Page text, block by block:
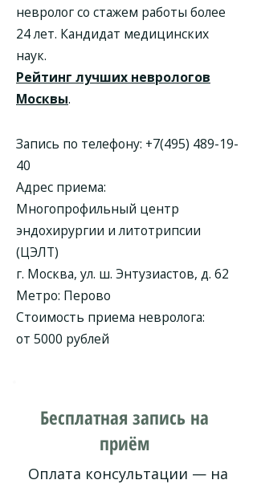
невролог со стажем работы более
24 лет. Кандидат медицинских
наук.
Рейтинг лучших неврологов
Москвы.
Запись по телефону: +7(495) 489-19-
40
Адрес приема:
Многопрофильный центр
эндохирургии и литотрипсии
(ЦЭЛТ)
г. Москва, ул. ш. Энтузиастов, д. 62
Метро: Перово
Стоимость приема невролога:
от 5000 рублей
Бесплатная запись на
приём
Оплата консультации — на